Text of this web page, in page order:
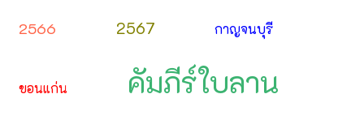
2566 2567 กาญจนบุรี
ขอนแก่น คัมภีร์ใบลาน